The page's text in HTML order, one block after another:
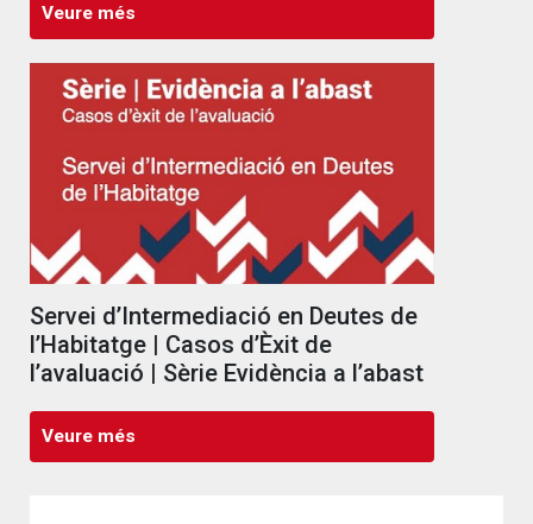
Veure més
Servei d’Intermediació en Deutes de
l’Habitatge | Casos d’Èxit de
l’avaluació | Sèrie Evidència a l’abast
Veure més